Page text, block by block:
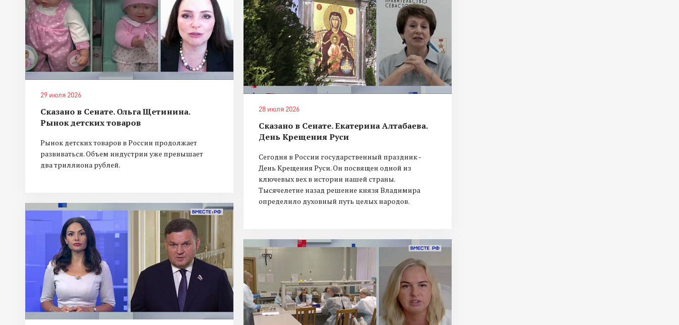
29 июля 2026
Сказано в Сенате. Ольга Щетинина.
Рынок детских товаров
Рынок детских товаров в России продолжает
развиваться. Объем индустрии уже превышает
два триллиона рублей.
28 июля 2026
Сказано в Сенате. Екатерина Алтабаева.
День Крещения Руси
Сегодня в России государственный праздник -
День Крещения Руси. Он посвящен одной из
ключевых вех в истории нашей страны.
Тысячелетие назад решение князя Владимира
определило духовный путь целых народов.